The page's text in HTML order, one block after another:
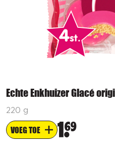
Echte Enkhuizer Glacé
220 g
VOEG TOE 1 69